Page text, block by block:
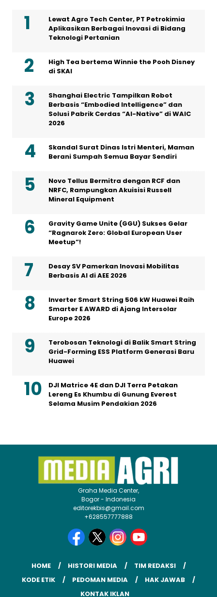
Lewat Agro Tech Center, PT Petrokimia
Aplikasikan Berbagai Inovasi di Bidang
Teknologi Pertanian
High Tea bertema Winnie the Pooh Disney
di SKAI
Shanghai Electric Tampilkan Robot
Berbasis “Embodied Intelligence” dan
Solusi Pabrik Cerdas “AI-Native” di WAIC
2026
Skandal Surat Dinas Istri Menteri, Maman
Berani Sumpah Semua Bayar Sendiri
Novo Tellus Bermitra dengan RCF dan
NRFC, Rampungkan Akuisisi Russell
Mineral Equipment
Gravity Game Unite (GGU) Sukses Gelar
“Ragnarok Zero: Global European User
Meetup”!
Desay SV Pamerkan Inovasi Mobilitas
Berbasis AI di AEE 2026
Inverter Smart String 506 kW Huawei Raih
Smarter E AWARD di Ajang Intersolar
Europe 2026
Terobosan Teknologi di Balik Smart String
Grid-Forming ESS Platform Generasi Baru
Huawei
DJI Matrice 4E dan DJI Terra Petakan
Lereng Es Khumbu di Gunung Everest
Selama Musim Pendakian 2026
Graha Media Center,
Bogor - Indonesia
editorekbis@gmail.com
+628557777888
HOME HISTORI MEDIA
TIM REDAKSI
KODE ETIK
PEDOMAN MEDIA
HAK JAWAB
KONTAK IKLAN